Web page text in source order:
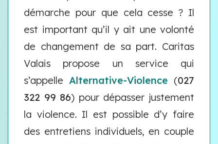
démarche pour que cela cesse ? Il
est important qu’il y ait une volonté
de changement de sa part. Caritas
Valais propose un service qui
s’appelle Alternative-Violence (027
322 99 86) pour dépasser justement
la violence. Il est possible d’y faire
des entretiens individuels, en couple